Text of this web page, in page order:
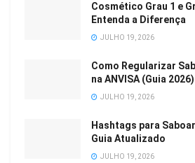
Cosmético Grau 1 e
Entenda a Diferença
JULHO 19, 2026
Como Regularizar
na ANVISA (Guia 2026)
JULHO 19, 2026
Hashtags para
Guia Atualizado
JULHO 19, 2026